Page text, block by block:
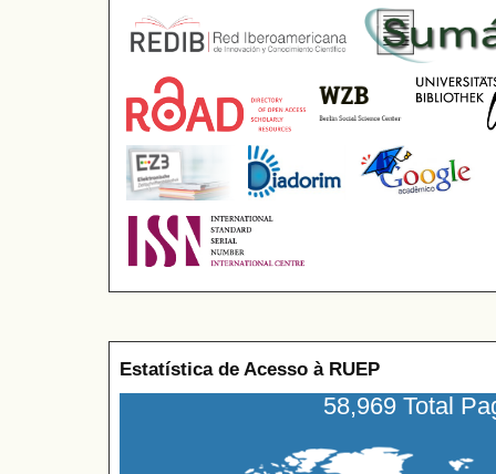
Estatística de Acesso à RUEP
58,969 Total